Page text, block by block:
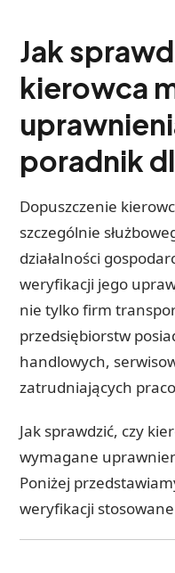
Jak
kierowca
poradnik
Dopuszczenie
szczególnie
działalności
weryfikacji jego
nie tylko firm
przedsiębiorstw
handlowych,
zatrudniających
Jak sprawdzić, czy
wymagane
Poniżej
weryfikacji